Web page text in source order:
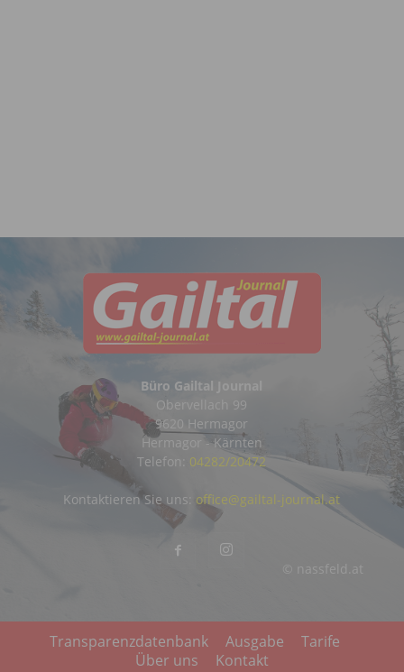
Büro Gailtal Journal
Obervellach 99
9620 Hermagor
Hermagor - Kärnten
Telefon: 04282/20472
© nassfeld.at
Kontaktieren Sie uns: office@gailtal-journal.at
Transparenzdatenbank Ausgabe
Tarife
Über uns
Kontakt